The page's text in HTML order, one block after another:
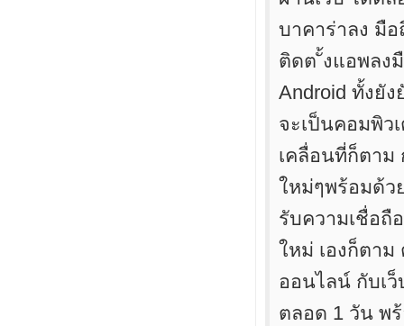
บาคาร่าลง มื
ติดต ั้งแอพลง
Android ทั้งยั
จะเป็นคอมพิว
เคลื่อนที่ก็ตาม
ใหม่ๆพร้อมด้ว
รับความเชื่อถื
ใหม่ เองก็ตาม
ออนไลน์ กับเ
ตลอด 1 วัน พ